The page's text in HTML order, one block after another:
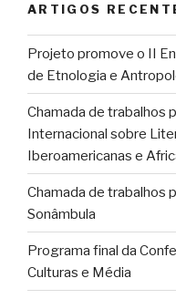
ARTIGOS
Projeto promove o II
de Etnologia e
Chamada de trabalhos
Internacional sobre
Iberoamericanas e
Chamada de trabalhos
Sonâmbula
Programa final da
Culturas e Média